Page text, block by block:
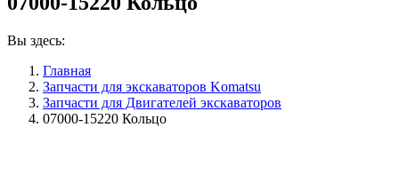
Вы здесь:
Главная
Запчасти для экскаваторов Komatsu
Запчасти для Двигателей экскаваторов
07000-15220 Кольцо